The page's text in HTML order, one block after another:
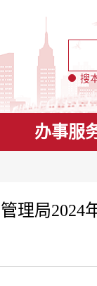
搜
办事服
理局2024